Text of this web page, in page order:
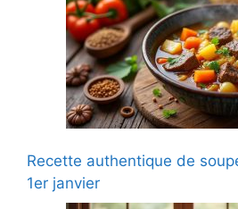
Recette authentique de
1er janvier